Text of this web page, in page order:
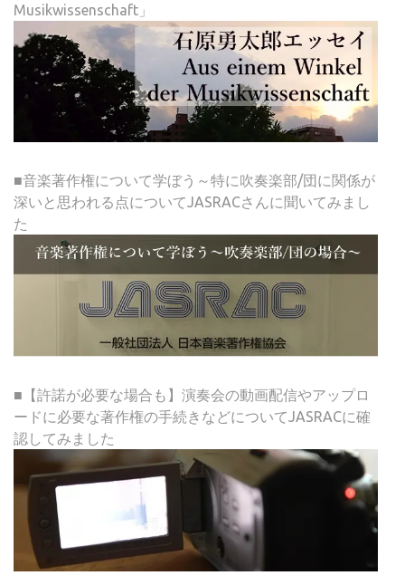
Musikwissenschaft」
■音楽著作権について学ぼう～特に吹奏楽部/団に関係が
深いと思われる点についてJASRACさんに聞いてみまし
た
■【許諾が必要な場合も】演奏会の動画配信やアップロ
ードに必要な著作権の手続きなどについてJASRACに確
認してみました